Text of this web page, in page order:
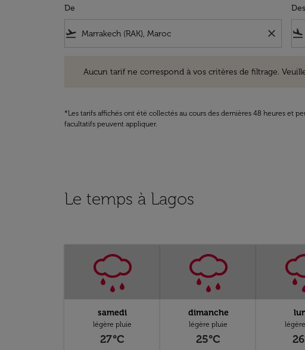
De
flight_takeoff close flight_land
Aucun tarif ne correspond à vos critères de filtrage.
*Les tarifs affichés ont été collectés au cours des dernières 48 heures et
facultatifs peuvent appliquer.
Le temps à Lagos
samedi
légère pluie
27°C
dimanche
légère pluie
25°C